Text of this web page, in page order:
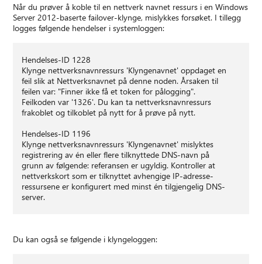
Når du prøver å koble til en nettverk navnet ressurs i en Windows
Server 2012-baserte failover-klynge, mislykkes forsøket. I tillegg
logges følgende hendelser i systemloggen:
Hendelses-ID 1228
Klynge nettverksnavnressurs 'Klyngenavnet' oppdaget en
feil slik at Nettverksnavnet på denne noden. Årsaken til
feilen var: "Finner ikke få et token for pålogging".
Feilkoden var '1326'. Du kan ta nettverksnavnressurs
frakoblet og tilkoblet på nytt for å prøve på nytt.
Hendelses-ID 1196
Klynge nettverksnavnressurs 'Klyngenavnet' mislyktes
registrering av én eller flere tilknyttede DNS-navn på
grunn av følgende: referansen er ugyldig. Kontroller at
nettverkskort som er tilknyttet avhengige IP-adresse-
ressursene er konfigurert med minst én tilgjengelig DNS-
server.
Du kan også se følgende i klyngeloggen: